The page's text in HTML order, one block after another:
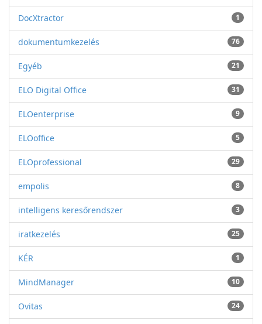
DocXtractor 1
dokumentumkezelés 76
Egyéb 21
ELO Digital Office 31
ELOenterprise 9
ELOoffice 5
ELOprofessional 29
empolis 8
intelligens keresőrendszer 3
iratkezelés 25
KÉR 1
MindManager 10
Ovitas 24